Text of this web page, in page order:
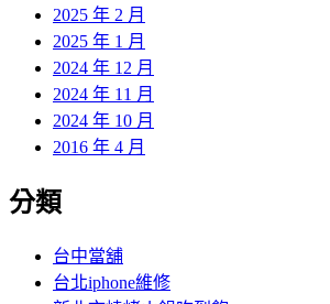
2025 年 2 月
2025 年 1 月
2024 年 12 月
2024 年 11 月
2024 年 10 月
2016 年 4 月
分類
台中當舖
台北iphone維修